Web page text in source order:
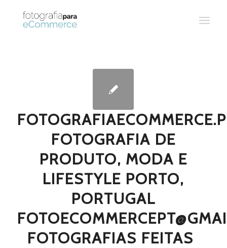
FOTOGRAFIA DE
PRODUTO, MODA E
LIFESTYLE PORTO,
PORTUGAL
FOTOGRAFIAS FEITAS 